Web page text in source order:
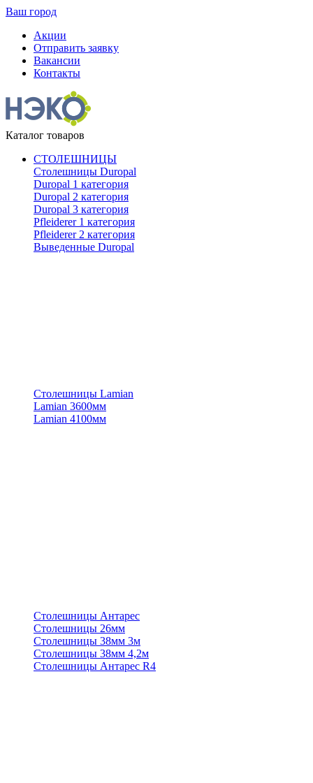
Ваш город
Акции
Отправить заявку
Вакансии
Контакты
Каталог товаров
СТОЛЕШНИЦЫ
Столешницы Duropal
Duropal 1 категория
Duropal 2 категория
Duropal 3 категория
Pfleiderer 1 категория
Pfleiderer 2 категория
Выведенные Duropal
Столешницы Lamian
Lamian 3600мм
Lamian 4100мм
Столешницы Антарес
Столешницы 26мм
Столешницы 38мм 3м
Столешницы 38мм 4,2м
Столешницы Антарес R4